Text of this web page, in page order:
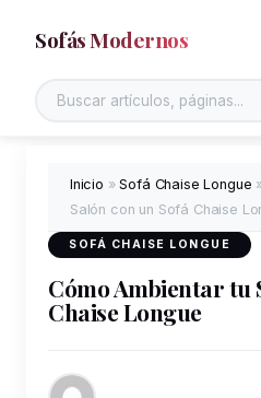
Sofás Modernos
Inicio »Sofá Chaise Longue
Salón con un Sofá Chaise
SOFÁ CHAISE LONGUE
Cómo Ambientar tu
Chaise Longue